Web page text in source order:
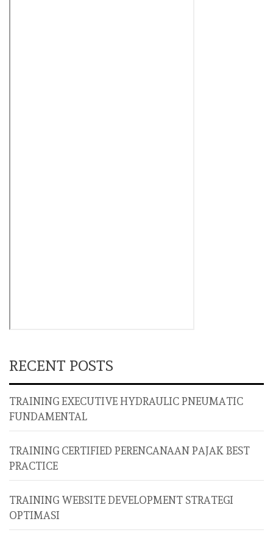
RECENT POSTS
TRAINING EXECUTIVE HYDRAULIC PNEUMATIC
FUNDAMENTAL
TRAINING CERTIFIED PERENCANAAN PAJAK BEST
PRACTICE
TRAINING WEBSITE DEVELOPMENT STRATEGI
OPTIMASI